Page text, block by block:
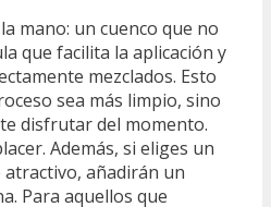
mano: un cuenco que no
que facilita la aplicación y
mezclados. Esto
sea más limpio, sino
disfrutar del momento.
Además, si eliges un
añadirán un
Para aquellos que